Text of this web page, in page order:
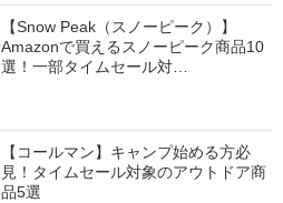
【Snow Peak（スノーピーク）】
Amazonで買えるスノーピーク商品10
選！一部タイムセール対…
【コールマン】キャンプ始める方必
見！タイムセール対象のアウトドア商
品5選